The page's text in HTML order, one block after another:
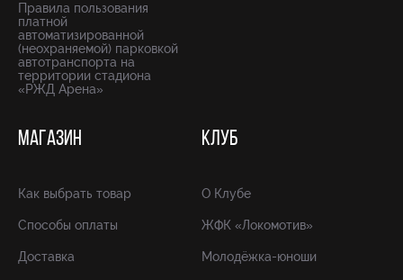
Правила пользования
платной
автоматизированной
(неохраняемой) парковкой
автотранспорта на
территории стадиона
«РЖД Арена»
МАГАЗИН
Как выбрать товар
Способы оплаты
Доставка
КЛУБ
О Клубе
ЖФК «Локомотив»
Молодёжка-юноши